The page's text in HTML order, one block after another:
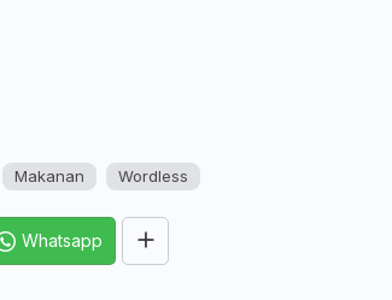
Makanan Wordless
Whatsapp